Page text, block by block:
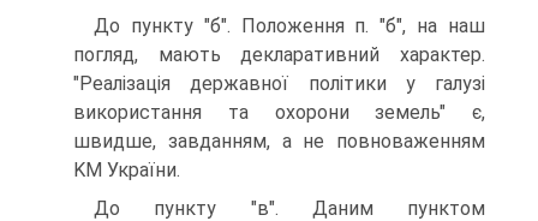
До пункту "б". Положення п. "б", на наш
погляд, мають декларативний характер.
"Реалізація державної політики у галузі
використання та охорони земель" є,
швидше, завданням, а не повноваженням
KM України.
До пункту "в". Даним пунктом